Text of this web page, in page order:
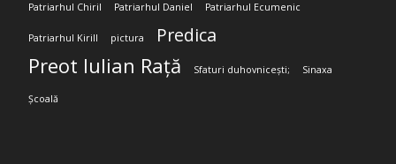
Patriarhul Chiril Patriarhul Daniel Patriarhul Ecumenic
Patriarhul Kirill pictura Predica
Preot Iulian Rață Sfaturi duhovnicești; Sinaxa
Școală